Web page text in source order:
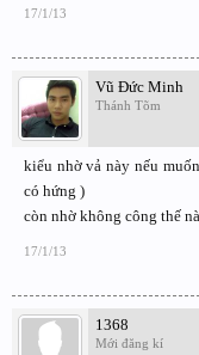
17/1/13
Vũ Đức Minh
Thánh Tõm
kiểu nhờ vả này nếu
có hứng )
còn nhờ không công thế
17/1/13
1368
Mới đăng kí